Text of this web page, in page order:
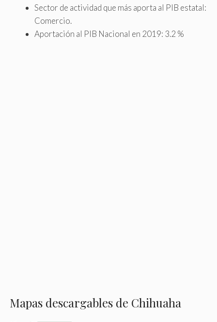
Sector de actividad que más aporta al PIB estatal:
Comercio.
Aportación al PIB Nacional en 2019: 3.2 %
Mapas descargables de Chihuaha